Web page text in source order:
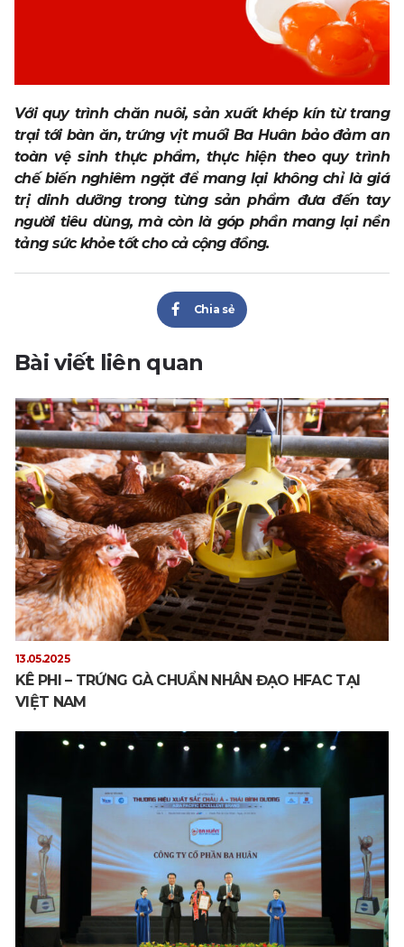
Với quy trình chăn nuôi, sản xuất khép kín từ trang
trại tới bàn ăn, trứng vịt muối Ba Huân bảo đảm an
toàn vệ sinh thực phẩm, thực hiện theo quy trình
chế biến nghiêm ngặt để mang lại không chỉ là giá
trị dinh dưỡng trong từng sản phẩm đưa đến tay
người tiêu dùng, mà còn là góp phần mang lại nền
tảng sức khỏe tốt cho cả cộng đồng.
Chia sẻ
Bài viết liên quan
13.05.2025
KÊ PHI – TRỨNG GÀ CHUẨN NHÂN ĐẠO HFAC TẠI
VIỆT NAM